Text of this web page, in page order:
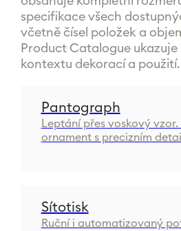
specifikace všech
včetně čísel položek a
Product Catalogue ukazuje
kontextu dekorací a použití.
Pantograph
Leptání přes voskový
ornament s precizním
Sítotisk
Ruční i automatizovaný